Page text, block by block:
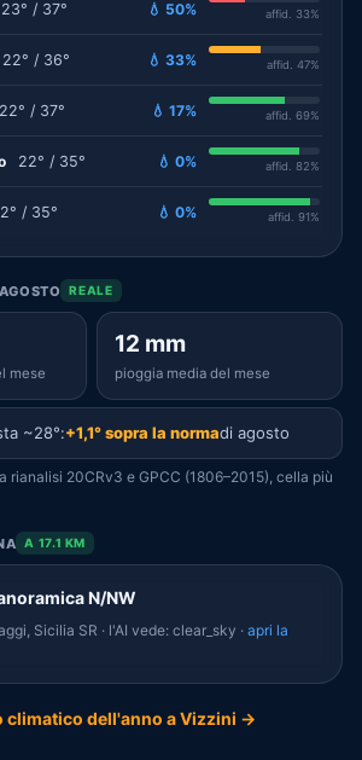
23° / 37° 💧 50% affid. 33%
22° / 36° 💧 33% affid. 47%
22° / 37° 💧 17% affid. 69%
22° / 35° 💧 0% affid. 82%
/ 35° 💧 0% affid. 91%
REALE
mese
12 mm
pioggia media del mese
~28°:+1,1° sopra la normadi agosto
rianalisi 20CRv3 e GPCC (1806–2015), cella più
A 17.1 KM
N/NW
Sicilia SR · l'AI vede: clear_sky · apri la
climatico dell'anno a Vizzini →